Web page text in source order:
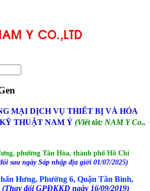
MẠI DỊCH VỤ THIẾT BỊ VÀ HÓA
THUẬT NAM Ý (Viết tắt: NAM Y Co.,
phường Tân Hòa, thành phố Hồ Chí
sau ngày Sáp nhập địa giới 01/07/2025)
Hưng, Phường 6, Quận Tân Bình,
(Thay đổi GPĐKKD ngày 16/09/2019)